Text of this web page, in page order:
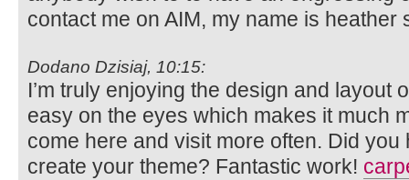
contact me on AIM, my name is heather
Dodano Dzisiaj, 10:15:
I’m truly enjoying the design and layout
easy on the eyes which makes it much
come here and visit more often. Did
create your theme? Fantastic work!